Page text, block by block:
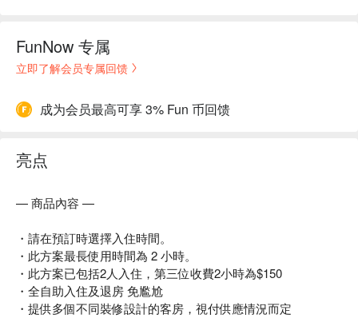
FunNow 专属
立即了解会员专属回馈
成为会员最高可享 3% Fun 币回馈
亮点
— 商品內容 —
・請在預訂時選擇入住時間。
・此方案最長使用時間為 2 小時。
・此方案已包括2人入住，第三位收費2小時為$150
・全自助入住及退房 免尷尬
・提供多個不同裝修設計的客房，視付供應情況而定